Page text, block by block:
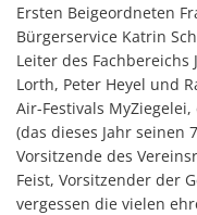
Ersten Beigeordneten
Bürgerservice Katrin
Leiter des Fachbereichs
Lorth, Peter Heyel und
Air-Festivals
(das dieses Jahr seinen
Vorsitzende des
Feist, Vorsitzender der
vergessen die vielen